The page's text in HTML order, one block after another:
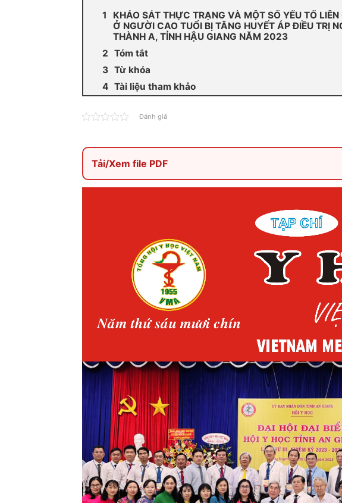
KHẢO SÁT THỰC TRẠNG VÀ MỘT SỐ YẾU TỐ
Ở NGƯỜI CAO TUỔI BỊ TĂNG HUYẾT ÁP ĐIỀU TRỊ
THÀNH A, TỈNH HẬU GIANG NĂM 2023
Tóm tắt
Từ khóa
Tài liệu tham khảo
Đánh giá
Tải/Xem file PDF